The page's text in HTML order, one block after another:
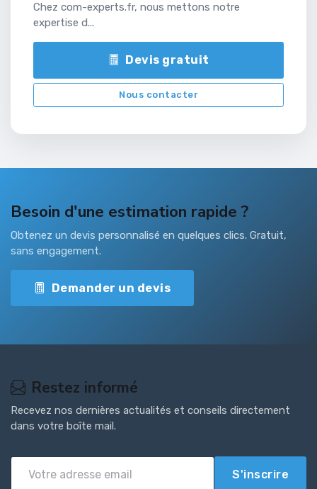
Chez com-experts.fr, nous mettons notre
expertise d...
Devis gratuit
Nous contacter
Besoin d'une estimation rapide ?
Obtenez un devis personnalisé en quelques clics. Gratuit,
sans engagement.
Demander un devis
Restez informé
Recevez nos dernières actualités et conseils directement
dans votre boîte mail.
S'inscrire